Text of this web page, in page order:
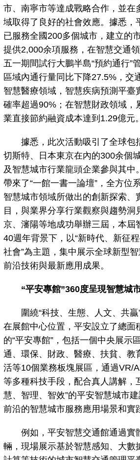
市、南寧市等達成戰略合作，並在
域取得了良好的社會效應。據悉，
已服務全國200多個城市，建立的
提供2,000余項服務，在智慧交通
五一期間試行大鵬半島“預約通行”
區域內通行量同比下降27.5%，交
智慧醫療領域，智慧疾病預測平臺
確率超過90%；在智慧財政領域，
業直接節約融資成本達到1.29億元。
據悉，此次活動吸引了全球包
切斯特、日本東京在內的300余個
及智慧城市行業龍頭企業參與其中
帶來了“一館一書一論壇”，全方位
智慧城市領域所做出的創新探索、
目，與業界分享行業觀察與趨勢洞
京、瀋陽等地成功舉辦三屆，本屆
40週年背景下，以“新時代、新征
社會”為主題，集中展示全球新型智
前沿技術與最新應用成果。
“平安專館”360度呈現智慧城
圍繞“科技、生態、人文、共贏”
在展館中心位置，平安設立了總面
的“平安專館”，包括一個中央展示
通、環保、財政、醫療、扶貧、教
活等10個業務板塊展區，通過VR/
等多種科技手段，配合真人講解，
慧、智理、智效”的平安智慧城市
前沿的智慧城市服務應用場景和實
例如，平安智慧交通館通過實
輛，現場展示基於智慧感知、大數